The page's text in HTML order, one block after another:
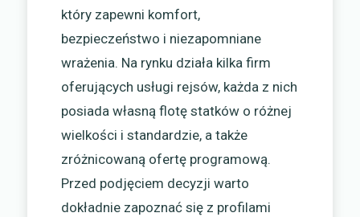
który zapewni komfort,
bezpieczeństwo i niezapomniane
wrażenia. Na rynku działa kilka firm
oferujących usługi rejsów, każda z nich
posiada własną flotę statków o różnej
wielkości i standardzie, a także
zróżnicowaną ofertę programową.
Przed podjęciem decyzji warto
dokładnie zapoznać się z profilami